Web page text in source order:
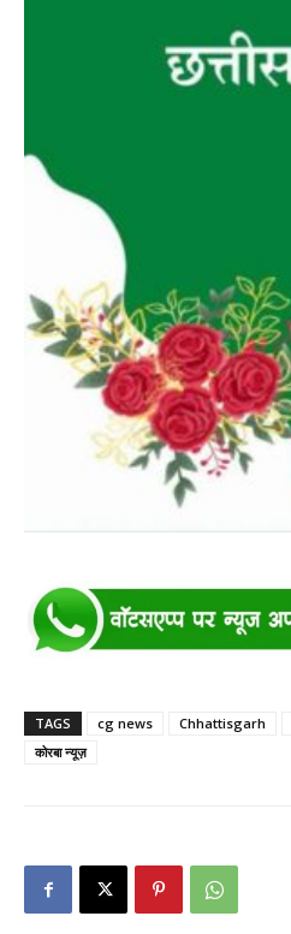
TAGS cg news Chhattisgarh
कोरबा न्यूज़